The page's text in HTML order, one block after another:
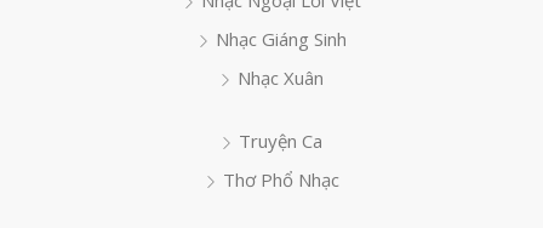
Nhạc Giáng Sinh
Nhạc Xuân
Truyện Ca
Thơ Phổ Nhạc